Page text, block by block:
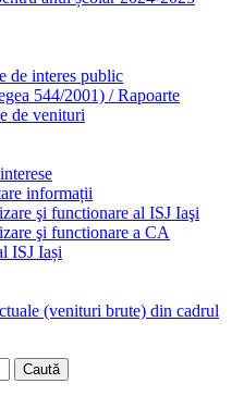
de interes public
544/2001) / Rapoarte
de venituri
informații
şi functionare al ISJ Iaşi
şi functionare a CA
ISJ Iași
(venituri brute) din cadrul